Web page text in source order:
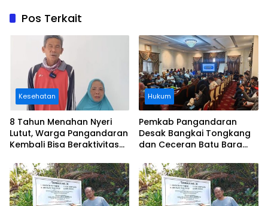
Pos Terkait
Kesehatan
8 Tahun Menahan Nyeri
Lutut, Warga Pangandaran
Kembali Bisa Beraktivitas
Ditanggung BPJS
Hukum
Pemkab Pangandaran
Desak Bangkai Tongkang
dan Ceceran Batu Bara
Buruknya Koordinasi
Perusahaan